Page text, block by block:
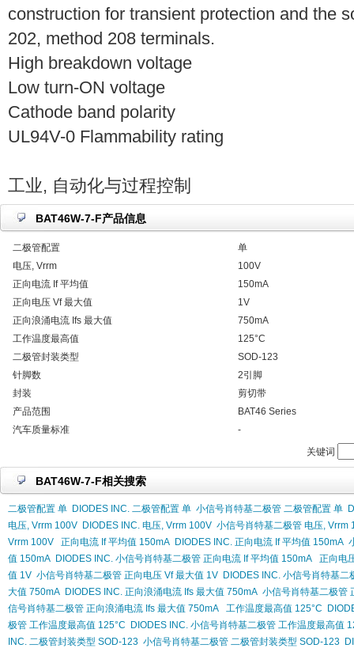
construction for transient protection and the
202, method 208 terminals.
High breakdown voltage
Low turn-ON voltage
Cathode band polarity
UL94V-0 Flammability rating
工业, 自动化与过程控制
BAT46W-7-F产品信息
二极管配置
单
电压, Vrrm
100V
正向电流 If 平均值
150mA
正向电压 Vf 最大值
1V
正向浪涌电流 Ifs 最大值
750mA
工作温度最高值
125°C
二极管封装类型
SOD-123
针脚数
2引脚
封装
剪切带
产品范围
BAT46 Series
汽车质量标准
-
关键词
BAT46W-7-F相关搜索
二极管配置 单 DIODES INC. 二极管配置 单 小信号肖特基二极管 二极管配置 单
电压, Vrrm 100V DIODES INC. 电压, Vrrm 100V 小信号肖特基二极管 电压, Vrrm
Vrrm 100V
正向电流 If 平均值 150mA DIODES INC. 正向电流 If 平均值 150mA
值 150mA DIODES INC. 小信号肖特基二极管 正向电流 If 平均值 150mA
正向电
值 1V 小信号肖特基二极管 正向电压 Vf 最大值 1V DIODES INC. 小信号肖特基
大值 750mA DIODES INC. 正向浪涌电流 Ifs 最大值 750mA 小信号肖特基二极管
信号肖特基二极管 正向浪涌电流 Ifs 最大值 750mA
工作温度最高值 125°C
极管 工作温度最高值 125°C
DIODES INC. 小信号肖特基二极管 工作温度最高值
INC. 二极管封装类型 SOD-123 小信号肖特基二极管 二极管封装类型 SOD-123